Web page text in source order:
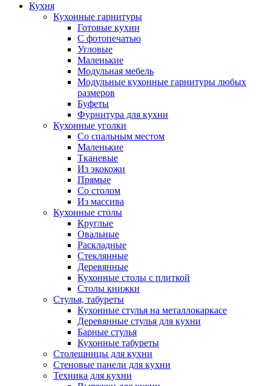
Кухня
Кухонные гарнитуры
Готовые кухни
С фотопечатью
Угловые
Маленькие
Модульная мебель
Модульные кухонные гарнитуры любых
размеров
Буфеты
Фурнитура для кухни
Кухонные уголки
Со спальным местом
Маленькие
Тканевые
Из экокожи
Прямые
Со столом
Из массива
Кухонные столы
Круглые
Овальные
Раскладные
Стеклянные
Деревянные
Кухонные столы с плиткой
Столы книжки
Стулья, табуреты
Кухонные стулья на металлокаркасе
Деревянные стулья для кухни
Барные стулья
Кухонные табуреты
Столешницы для кухни
Стеновые панели для кухни
Техника для кухни